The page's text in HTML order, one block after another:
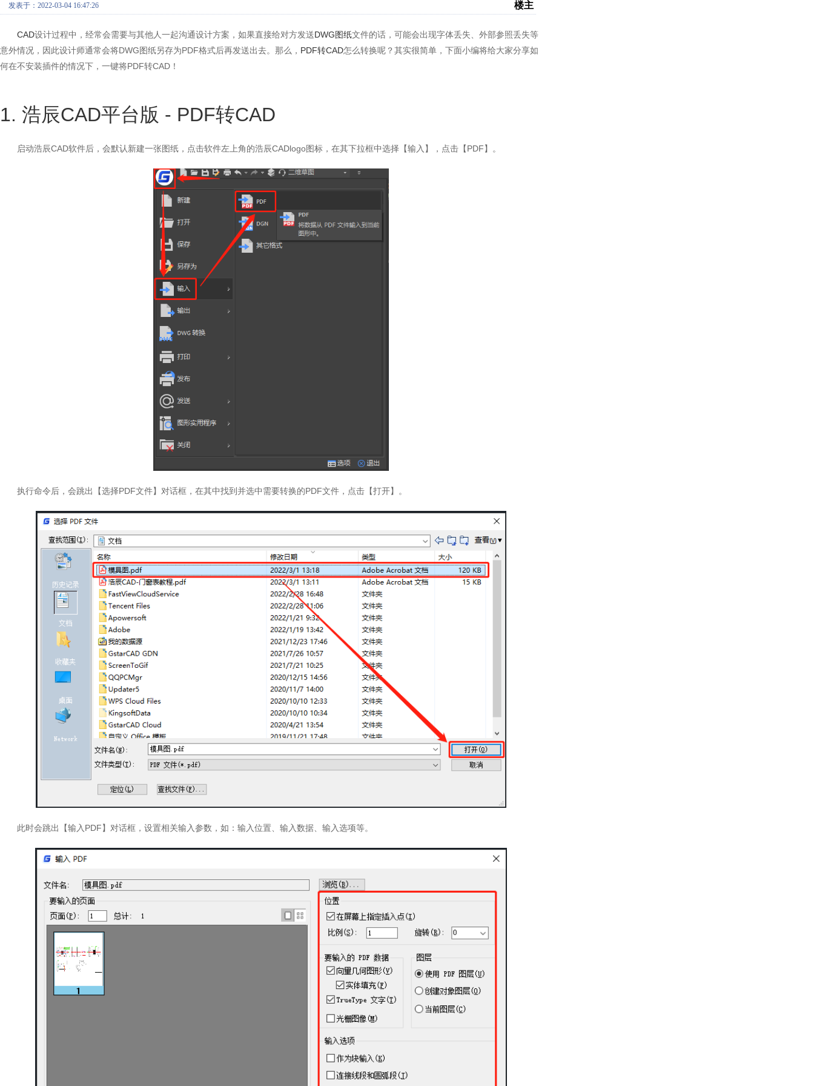
发表于：2022-03-04 16:47:26 楼主
CAD设计过程中，经常会需要与其他人一起沟通设计方案，如果直接给对方发送DWG图纸文件的话，可能会出现字体丢失、外部参照丢失等
意外情况，因此设计师通常会将DWG图纸另存为PDF格式后再发送出去。那么， PDF转CAD怎么转换呢？其实很简单，下面小编将给大家分享如
何在不安装插件的情况下，一键将PDF转CAD！
1. 浩辰CAD平台版 - PDF转CAD
启动浩辰CAD软件后，会默认新建一张图纸，点击软件左上角的浩辰CADlogo图标，在其下拉框中选择【输入】，点击【PDF】。
执行命令后，会跳出【选择PDF文件】对话框，在其中找到并选中需要转换的PDF文件，点击【打开】。
此时会跳出【输入PDF】对话框，设置相关输入参数，如：输入位置、输入数据、输入选项等。